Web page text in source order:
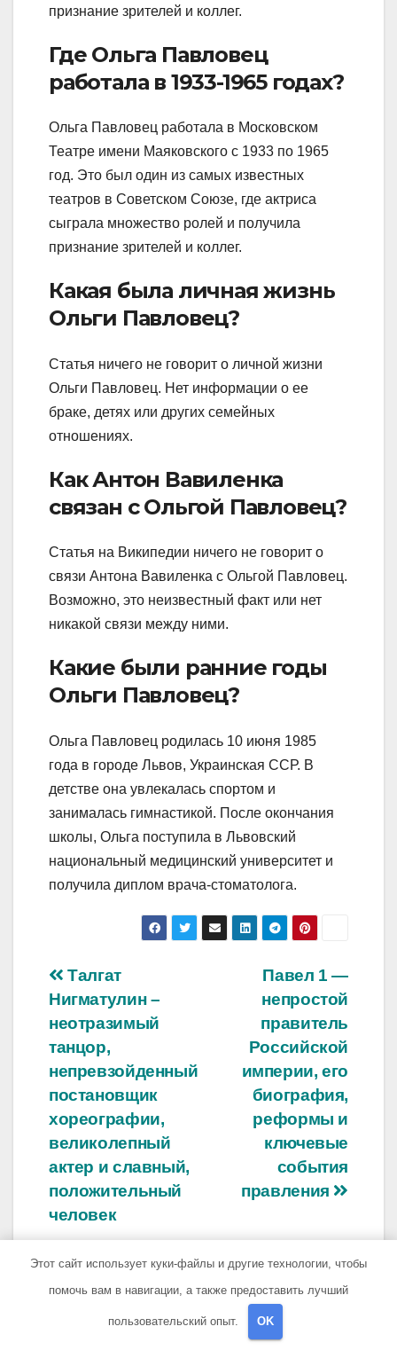
признание зрителей и коллег.
Где Ольга Павловец
работала в 1933-1965 годах?
Ольга Павловец работала в Московском
Театре имени Маяковского с 1933 по 1965
год. Это был один из самых известных
театров в Советском Союзе, где актриса
сыграла множество ролей и получила
признание зрителей и коллег.
Какая была личная жизнь
Ольги Павловец?
Статья ничего не говорит о личной жизни
Ольги Павловец. Нет информации о ее
браке, детях или других семейных
отношениях.
Как Антон Вавиленка
связан с Ольгой Павловец?
Статья на Википедии ничего не говорит о
связи Антона Вавиленка с Ольгой Павловец.
Возможно, это неизвестный факт или нет
никакой связи между ними.
Какие были ранние годы
Ольги Павловец?
Ольга Павловец родилась 10 июня 1985
года в городе Львов, Украинская ССР. В
детстве она увлекалась спортом и
занималась гимнастикой. После окончания
школы, Ольга поступила в Львовский
национальный медицинский университет и
получила диплом врача-стоматолога.
Навигация
по
записям
Павел 1 —
непростой
правитель
Российской
империи, его
биография,
реформы и
ключевые
события
правления
Талгат
Нигматулин –
неотразимый
танцор,
непревзойденный
постановщик
хореографии,
великолепный
актер и славный,
положительный
человек
Отsib_ecometal
Этот сайт использует куки-файлы и другие технологии, чтобы
помочь вам в навигации, а также предоставить лучший
пользовательский опыт. OK